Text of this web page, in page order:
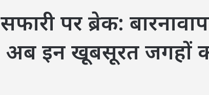
पर ब्रेक:
इन खूबसूरत जगहों